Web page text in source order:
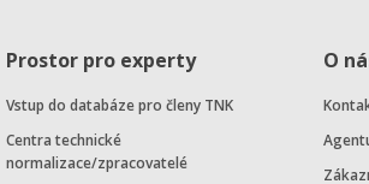
Prostor pro experty
Vstup do databáze pro členy TNK
Centra technické
normalizace/zpracovatelé
O